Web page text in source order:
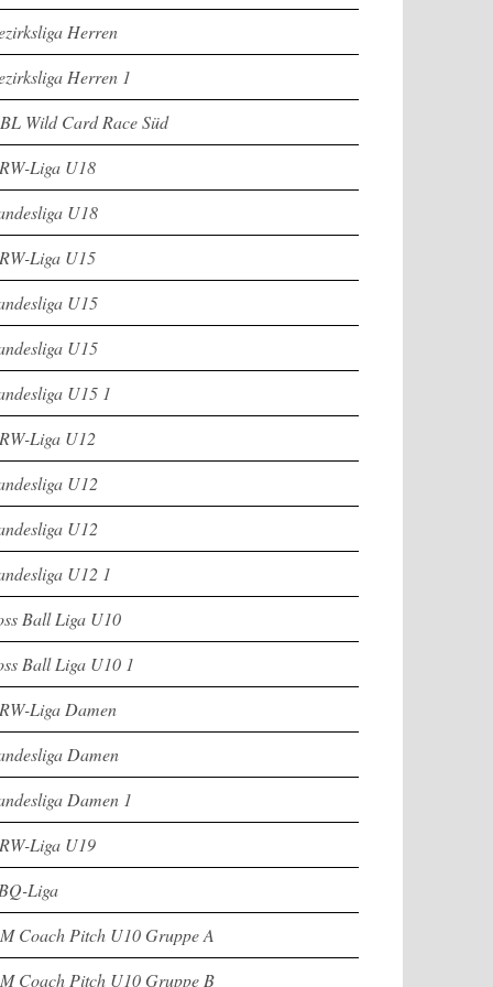
Herren
Herren 1
Wild Card Race Süd
Liga U18
U18
Liga U15
U15
U15
U15 1
Liga U12
U12
U12
U12 1
Ball Liga U10
Ball Liga U10 1
Liga Damen
Damen
Damen 1
Liga U19
Liga
Coach Pitch U10 Gruppe A
Coach Pitch U10 Gruppe B